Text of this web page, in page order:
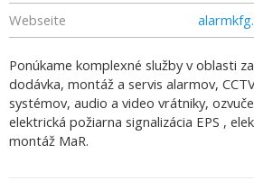
Webseite
Ponúkame komplexné služby v oblasti
dodávka, montáž a servis alarmov,
systémov, audio a video vrátniky,
elektrická požiarna signalizácia EPS ,
montáž MaR.